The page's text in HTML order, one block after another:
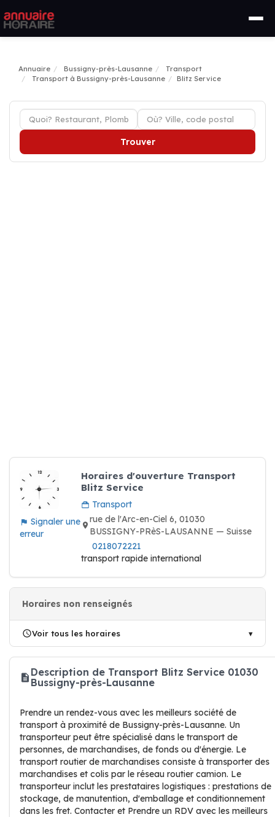
Annuaire Bussigny-près-Lausanne
Transport
Transport à Bussigny-près-Lausanne
Blitz Service
Trouver
Signaler une
erreur
Horaires d'ouverture Transport
Blitz Service
Transport
rue de l'Arc-en-Ciel 6, 01030
BUSSIGNY-PRèS-LAUSANNE — Suisse
0218072221
transport rapide international
Horaires non renseignés
Voir tous les horaires
Description de Transport Blitz Service 01030
Bussigny-près-Lausanne
Prendre un rendez-vous avec les meilleurs société de
transport à proximité de Bussigny-près-Lausanne. Un
transporteur peut être spécialisé dans le transport de
personnes, de marchandises, de fonds ou d'énergie. Le
transport routier de marchandises consiste à transporter des
marchandises et colis par le réseau routier camion. Le
transporteur inclut les prestataires logistiques : prestations de
stockage, de manutention, d'emballage et conditionnement
dans les fret. Contacter et Prendre un RDV avec les meilleurs